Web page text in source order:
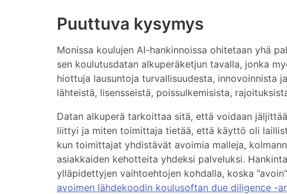
Puuttuva kysymys
Monissa koulujen AI-hankinnoissa ohitetaan yhä
sen koulutusdatan alkuperäketjun tavalla, jonka
hiottuja lausuntoja turvallisuudesta, innovoinnista
lähteistä, lisensseistä, poissulkemisista,
Datan alkuperä tarkoittaa sitä, että voidaan
liittyi ja miten toimittaja tietää, että käyttö oli
kun toimittajat yhdistävät avoimia malleja,
asiakkaiden kehotteita yhdeksi palveluksi.
ylläpidettyjen vaihtoehtojen kohdalla, koska
avoimen lähdekoodin koulusoftan due diligence -